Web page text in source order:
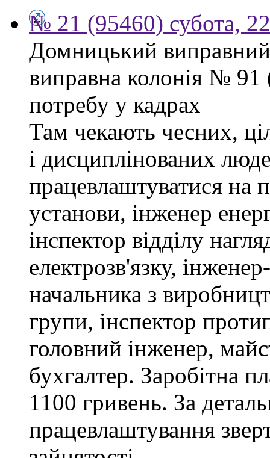
№ 21 (95460) субота,
Домницький
виправна колонія №
потребу у кадрах
Там чекають чесних,
і дисциплінованих
працевлаштуватися на
установи, інженер
інспектор відділу
електрозв'язку,
начальника з
групи, інспектор
головний інженер,
бухгалтер. Заробітна
1100 гривень. За
працевлаштування